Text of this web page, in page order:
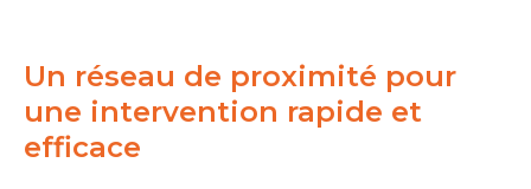
Un réseau de proximité pour
une intervention rapide et
efficace